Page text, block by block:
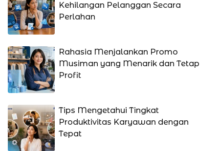
Kehilangan Pelanggan Secara
Perlahan
Rahasia Menjalankan Promo
Musiman yang Menarik dan Tetap
Profit
Tips Mengetahui Tingkat
Produktivitas Karyawan dengan
Tepat